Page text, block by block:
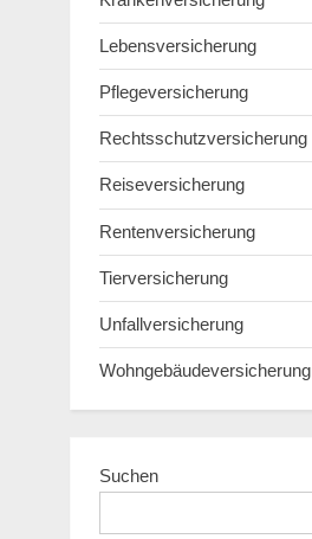
Lebensversicherung
Pflegeversicherung
Rechtsschutzversicherung
Reiseversicherung
Rentenversicherung
Tierversicherung
Unfallversicherung
Wohngebäudeversicherung
Suchen